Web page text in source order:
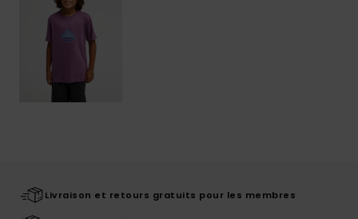
Livraison et retours gratuits pour les membres